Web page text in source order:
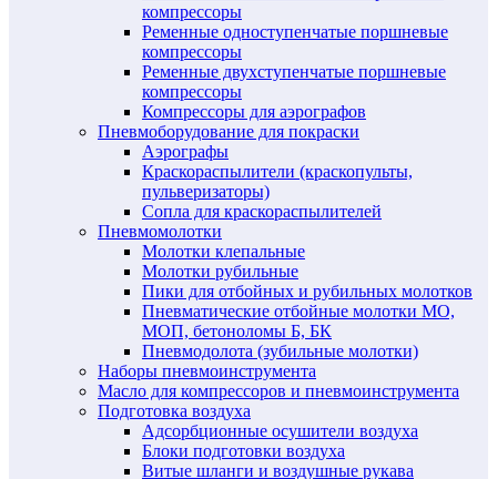
компрессоры
Ременные одноступенчатые поршневые
компрессоры
Ременные двухступенчатые поршневые
компрессоры
Компрессоры для аэрографов
Пневмоборудование для покраски
Аэрографы
Краскораспылители (краскопульты,
пульверизаторы)
Сопла для краскораспылителей
Пневмомолотки
Молотки клепальные
Молотки рубильные
Пики для отбойных и рубильных молотков
Пневматические отбойные молотки МО,
МОП, бетоноломы Б, БК
Пневмодолота (зубильные молотки)
Наборы пневмоинструмента
Масло для компрессоров и пневмоинструмента
Подготовка воздуха
Адсорбционные осушители воздуха
Блоки подготовки воздуха
Витые шланги и воздушные рукава